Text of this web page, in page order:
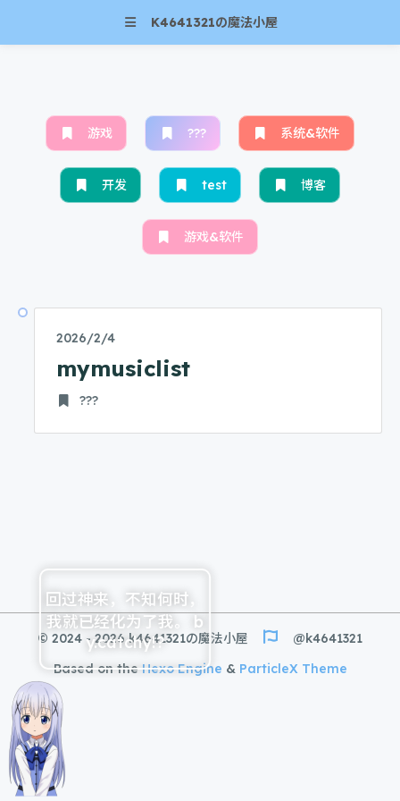
K4641321の魔法小屋
游戏 ??? 系统&软件
开发 test 博客
游戏&软件
2026/2/4
mymusiclist
???
© 2024 - 2026 k4641321の魔法小屋
@k4641321
Based on theHexo Engine & ParticleX Theme
回过神来，不知何时，
我就已经化为了我。 b
y.catchy!?